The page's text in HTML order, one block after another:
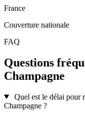
France
Couverture nationale
FAQ
Questions
Champagne
Quel est le délai pour
Champagne ?